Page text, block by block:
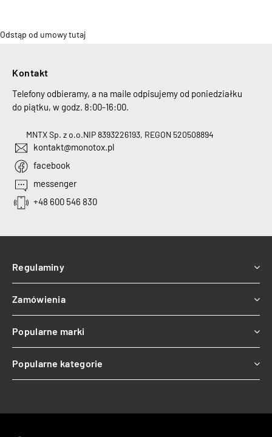
Odstąp od umowy tutaj
Kontakt
Telefony odbieramy, a na maile odpisujemy od poniedziałku
do piątku, w godz. 8:00-16:00.
MNTX Sp. z o.o.NIP 8393226193, REGON 520508894
kontakt@monotox.pl
facebook
messenger
+48 600 546 830
Regulaminy
Zamówienia
Popularne marki
Popularne kategorie